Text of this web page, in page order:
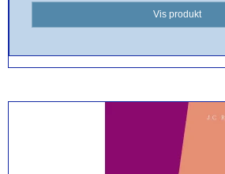
Vis produkt